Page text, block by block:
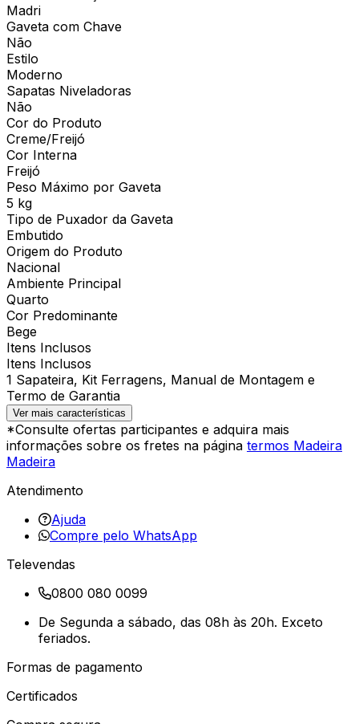
Madri
Gaveta com Chave
Não
Estilo
Moderno
Sapatas Niveladoras
Não
Cor do Produto
Creme/Freijó
Cor Interna
Freijó
Peso Máximo por Gaveta
5 kg
Tipo de Puxador da Gaveta
Embutido
Origem do Produto
Nacional
Ambiente Principal
Quarto
Cor Predominante
Bege
Itens Inclusos
Itens Inclusos
1 Sapateira, Kit Ferragens, Manual de Montagem e
Termo de Garantia
Ver mais características
*Consulte ofertas participantes e adquira mais
informações sobre os fretes na página termos Madeira
Madeira
Atendimento
Ajuda
Compre pelo WhatsApp
Televendas
0800 080 0099
De Segunda a sábado, das 08h às 20h. Exceto
feriados.
Formas de pagamento
Certificados